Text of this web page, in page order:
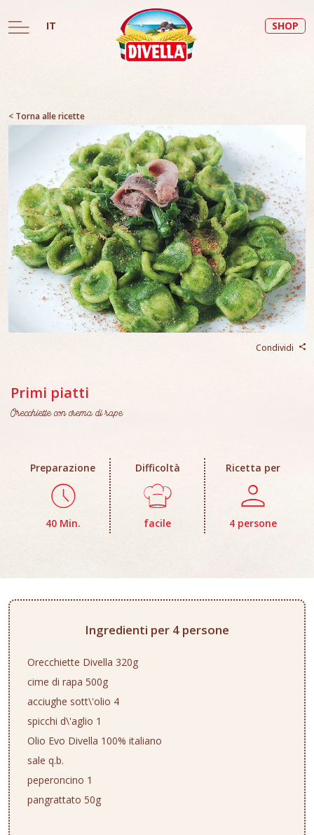
IT SHOP
< Torna alle ricette
Condividi
Primi piatti
Orecchiette con crema di rape
Preparazione
40 Min.
Difficoltà
facile
Ricetta per
4 persone
Ingredienti per 4 persone
Orecchiette Divella 320g
cime di rapa 500g
acciughe sott\'olio 4
spicchi d\'aglio 1
Olio Evo Divella 100% italiano
sale q.b.
peperoncino 1
pangrattato 50g